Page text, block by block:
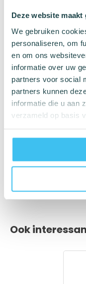
Deze website
We gebruiken
personaliseren, om
en om ons
informatie over uw
partners voor social
partners kunnen
informatie die u aan
verzameld op basis
en een verbeterd
De doorzichtige
maatverdeling voor
Een zachte,
basis van de penis
innovatieve
mogelijk de pomp
te vullen, wat het
Bathmate
seksuele prestaties
compromissen.
wenst.
Ook